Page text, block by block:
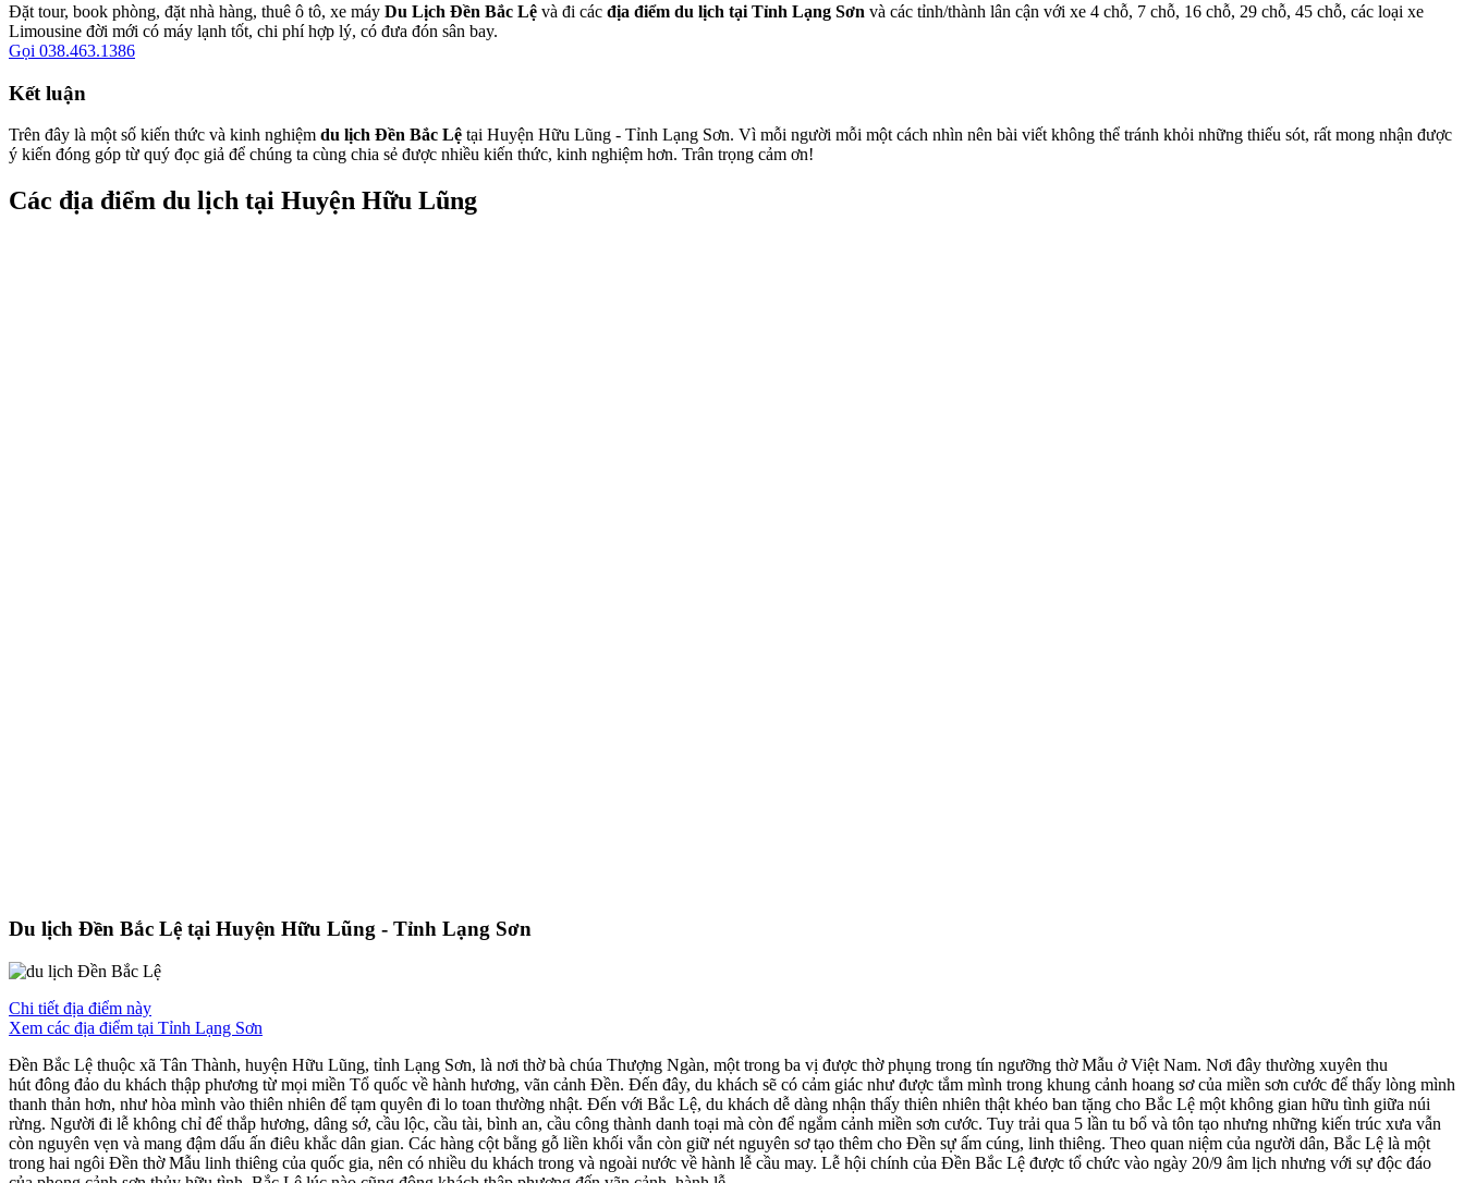
Đặt tour, book phòng, đặt nhà hàng, thuê ô tô, xe máy Du Lịch Đền Bắc Lệ và đi các địa điểm du lịch tại Tỉnh Lạng Sơn và các tỉnh/thành lân cận với xe 4 chỗ, 7 chỗ, 16 chỗ, 29 chỗ, 45 chỗ, các loại xe
Limousine đời mới có máy lạnh tốt, chi phí hợp lý, có đưa đón sân bay.
Gọi 038.463.1386
Kết luận
Trên đây là một số kiến thức và kinh nghiệm du lịch Đền Bắc Lệ tại Huyện Hữu Lũng - Tỉnh Lạng Sơn. Vì mỗi người mỗi một cách nhìn nên bài viết không thể tránh khỏi những thiếu sót, rất mong nhận được
ý kiến đóng góp từ quý đọc giả để chúng ta cùng chia sẻ được nhiều kiến thức, kinh nghiệm hơn. Trân trọng cảm ơn!
Các địa điểm du lịch tại Huyện Hữu Lũng
Du lịch Đền Bắc Lệ tại Huyện Hữu Lũng - Tỉnh Lạng Sơn
Chi tiết địa điểm này
Xem các địa điểm tại Tỉnh Lạng Sơn
Đền Bắc Lệ thuộc xã Tân Thành, huyện Hữu Lũng, tỉnh Lạng Sơn, là nơi thờ bà chúa Thượng Ngàn, một trong ba vị được thờ phụng trong tín ngưỡng thờ Mẫu ở Việt Nam. Nơi đây thường xuyên thu
hút đông đảo du khách thập phương từ mọi miền Tổ quốc về hành hương, vãn cảnh Đền. Đến đây, du khách sẽ có cảm giác như được tắm mình trong khung cảnh hoang sơ của miền sơn cước để thấy lòng mình
thanh thản hơn, như hòa mình vào thiên nhiên để tạm quyên đi lo toan thường nhật. Đến với Bắc Lệ, du khách dễ dàng nhận thấy thiên nhiên thật khéo ban tặng cho Bắc Lệ một không gian hữu tình giữa núi
rừng. Người đi lễ không chỉ để thắp hương, dâng sớ, cầu lộc, cầu tài, bình an, cầu công thành danh toại mà còn để ngắm cảnh miền sơn cước. Tuy trải qua 5 lần tu bổ và tôn tạo nhưng những kiến trúc xưa vẫn
còn nguyên vẹn và mang đậm dấu ấn điêu khắc dân gian. Các hàng cột bằng gỗ liền khối vẫn còn giữ nét nguyên sơ tạo thêm cho Đền sự ấm cúng, linh thiêng. Theo quan niệm của người dân, Bắc Lệ là một
trong hai ngôi Đền thờ Mẫu linh thiêng của quốc gia, nên có nhiều du khách trong và ngoài nước về hành lễ cầu may. Lễ hội chính của Đền Bắc Lệ được tổ chức vào ngày 20/9 âm lịch nhưng với sự độc đáo